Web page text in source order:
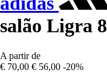
salão Ligra 8
A partir de
€ 70,00 € 56,00 -20%